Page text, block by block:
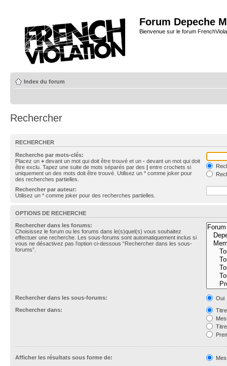
Forum Depeche
Bienvenue sur le forum
Index du forum
Rechercher
RECHERCHER
Recherche par mots-clés:
Placez un + devant un mot qui doit être trouvé et un - devant un mot qui doit
être exclu. Tapez une suite de mots séparés par des | entre crochets si
uniquement un des mots doit être trouvé. Utilisez un * comme joker pour
des recherches partielles.
Rechercher par auteur:
Utilisez un * comme joker pour des recherches partielles.
OPTIONS DE RECHERCHE
Rechercher dans les forums:
Choisissez le forum ou les forums dans le(s)quel(s) vous souhaitez
effectuer une recherche. Les sous-forums sont automatiquement inclus si
vous ne désactivez pas l’option ci-dessous “Rechercher dans les sous-
forums”.
Rechercher dans les sous-forums:
Oui
Rechercher dans:
Afficher les résultats sous forme de: